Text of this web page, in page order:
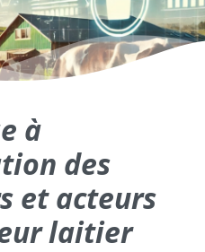
à
des
et acteurs
laitier